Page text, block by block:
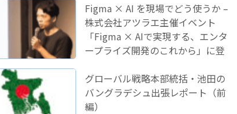
Figma × AI を現場でどう使うか –
株式会社アツラエ主催イベント
「Figma × AIで実現する、エンタ
ープライズ開発のこれから」に登
グローバル戦略本部統括・池田の
バングラデシュ出張レポート（前
編）